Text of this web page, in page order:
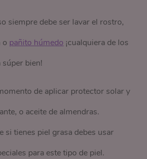
siempre debe ser lavar el rostro,
o pañito húmedo ¡cualquiera de los
bien!
de aplicar protector solar y
o aceite de almendras.
si tienes piel grasa debes usar
para este tipo de piel.